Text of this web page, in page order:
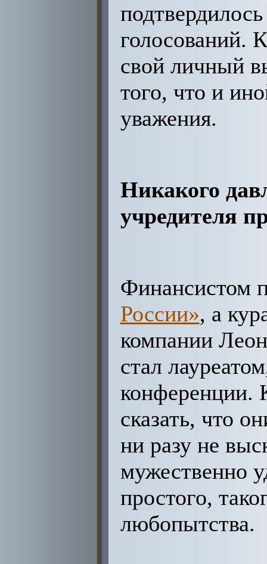
голосований.
свой личный
того, что и
уважения.
Никакого
учредителя
Финансистом
России», а
компании
стал
конференции.
сказать, что
ни разу не
мужественно
простого,
любопытства.